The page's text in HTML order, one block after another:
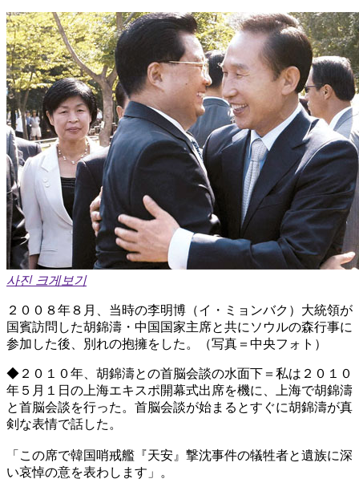
사진 크게보기
２００８年８月、当時の李明博（イ・ミョンバク）大統領が
国賓訪問した胡錦濤・中国国家主席と共にソウルの森行事に
参加した後、別れの抱擁をした。（写真＝中央フォト）
◆２０１０年、胡錦濤との首脳会談の水面下＝私は２０１０
年５月１日の上海エキスポ開幕式出席を機に、上海で胡錦濤
と首脳会談を行った。首脳会談が始まるとすぐに胡錦濤が真
剣な表情で話した。
「この席で韓国哨戒艦『天安』撃沈事件の犠牲者と遺族に深
い哀悼の意を表わします」。